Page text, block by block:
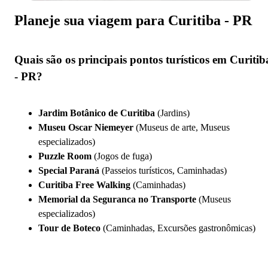
Planeje sua viagem para Curitiba - PR
Quais são os principais pontos turísticos em
- PR?
Jardim Botânico de Curitiba (Jardins)
Museu Oscar Niemeyer (Museus de arte, Museus
especializados)
Puzzle Room (Jogos de fuga)
Special Paraná (Passeios turísticos, Caminhadas)
Curitiba Free Walking (Caminhadas)
Memorial da Seguranca no Transporte (Museus
especializados)
Tour de Boteco (Caminhadas, Excursões gastronômicas)